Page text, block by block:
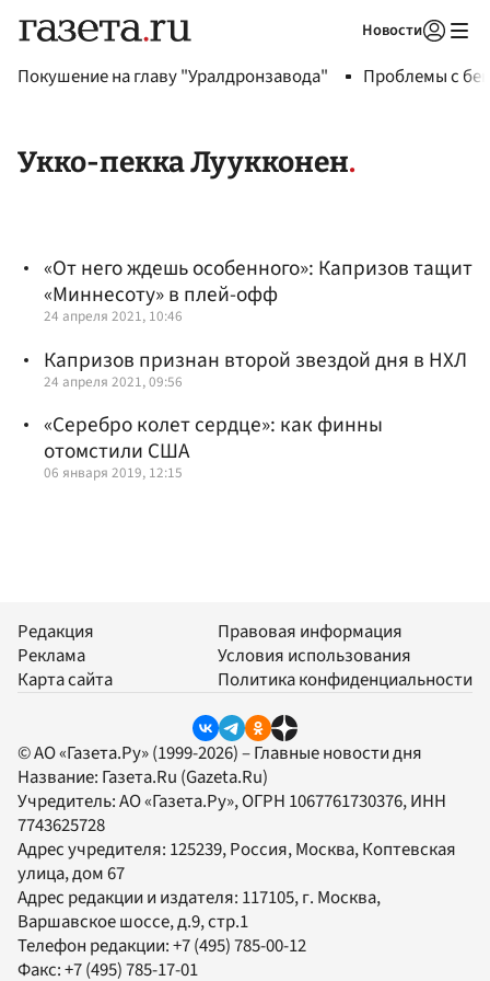
Новости
Покушение на главу "Уралдронзавода" Проблемы с
Укко-пекка Луукконен
«От него ждешь особенного»: Капризов тащит
«Миннесоту» в плей-офф
24 апреля 2021, 10:46
Капризов признан второй звездой дня в НХЛ
24 апреля 2021, 09:56
«Серебро колет сердце»: как финны
отомстили США
06 января 2019, 12:15
Редакция
Реклама
Карта сайта
Правовая информация
Условия использования
Политика конфиденциальности
© АО «Газета.Ру» (1999-2026) – Главные новости дня
Название: Газета.Ru (Gazeta.Ru)
Учредитель:АО «Газета.Ру», ОГРН 1067761730376, ИНН
7743625728
Адрес учредителя: 125239, Россия, Москва, Коптевская
улица, дом 67
Адрес редакции и издателя: 117105, г. Москва,
Варшавское шоссе, д.9, стр.1
Телефон редакции:+7 (495) 785-00-12
Факс:+7 (495) 785-17-01